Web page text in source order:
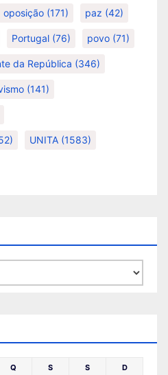
oposição (171) paz (42)
Portugal (76) povo (71)
da República (346)
(141)
UNITA (1583)
Q S S D